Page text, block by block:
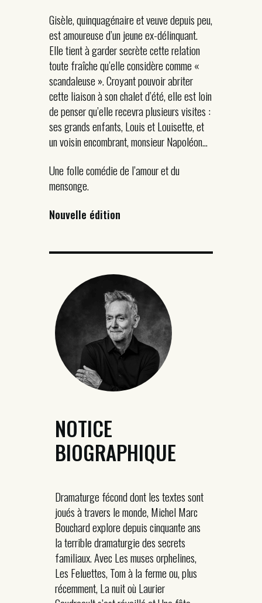
Gisèle, quinquagénaire et veuve depuis peu,
est amoureuse d’un jeune ex-délinquant.
Elle tient à garder secrète cette relation
toute fraîche qu’elle considère comme «
scandaleuse ». Croyant pouvoir abriter
cette liaison à son chalet d’été, elle est loin
de penser qu’elle recevra plusieurs visites :
ses grands enfants, Louis et Louisette, et
un voisin encombrant, monsieur Napoléon…
Une folle comédie de l’amour et du
mensonge.
Nouvelle édition
NOTICE
BIOGRAPHIQUE
Dramaturge fécond dont les textes sont
joués à travers le monde, Michel Marc
Bouchard explore depuis cinquante ans
la terrible dramaturgie des secrets
familiaux. Avec Les muses orphelines,
Les Feluettes, Tom à la ferme ou, plus
récemment, La nuit où Laurier